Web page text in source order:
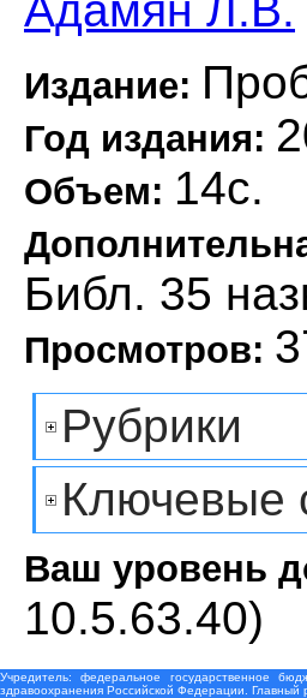
Издание:
Год издания:
Объем: 14с.
Библ. 35
Просмотров:
Рубрики
Ключевые
Ваш уровень
10.5.63.40)
Учредитель: федеральное государственное
здравоохранения Российской Федерации.